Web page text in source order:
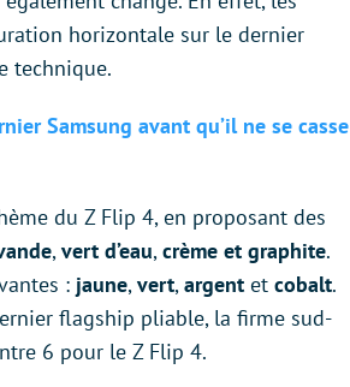
horizontale sur le dernier
technique.
Samsung avant qu’il ne se casse
du Z Flip 4, en proposant des
,vert d’eau,crème et graphite.
: jaune,vert,argent et cobalt.
flagship pliable, la firme sud-
6 pour le Z Flip 4.